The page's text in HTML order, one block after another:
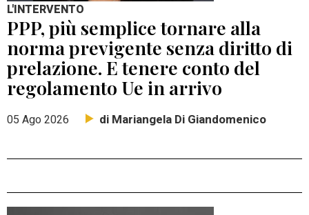
L'INTERVENTO
PPP, più semplice tornare alla
norma previgente senza diritto di
prelazione. E tenere conto del
regolamento Ue in arrivo
05 Ago 2026 di Mariangela Di Giandomenico